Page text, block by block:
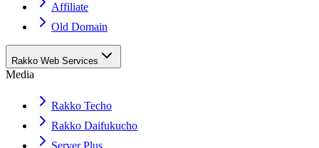
Affiliate
Old Domain
Rakko Web Services
Media
Rakko Techo
Rakko Daifukucho